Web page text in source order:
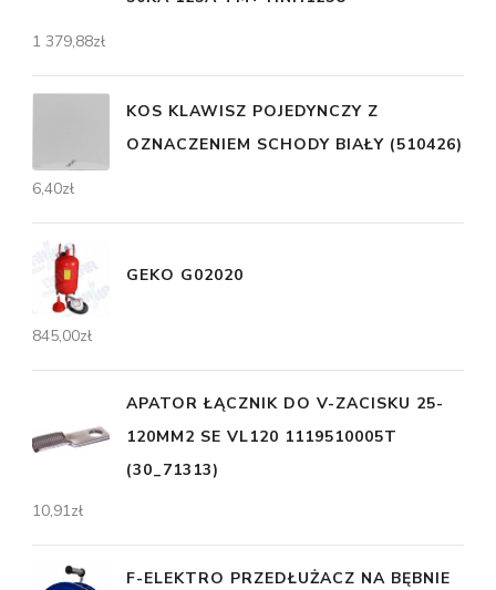
1 379,88zł
KOS KLAWISZ POJEDYNCZY Z
OZNACZENIEM SCHODY BIAŁY (510426)
6,40zł
GEKO G02020
845,00zł
APATOR ŁĄCZNIK DO V-ZACISKU 25-
120MM2 SE VL120 1119510005T
(30_71313)
10,91zł
F-ELEKTRO PRZEDŁUŻACZ NA BĘBNIE